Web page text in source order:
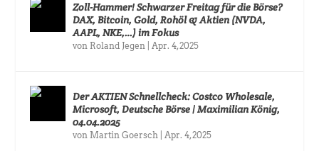
Zoll-Hammer! Schwarzer Freitag für die Börse?
DAX, Bitcoin, Gold, Rohöl & Aktien (NVDA,
AAPL, NKE,…) im Fokus
von Roland Jegen |Apr. 4, 2025
Der AKTIEN Schnellcheck: Costco Wholesale,
Microsoft, Deutsche Börse | Maximilian König,
04.04.2025
von Martin Goersch |Apr. 4, 2025